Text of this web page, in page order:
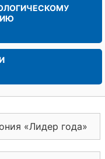
«Лидер года»